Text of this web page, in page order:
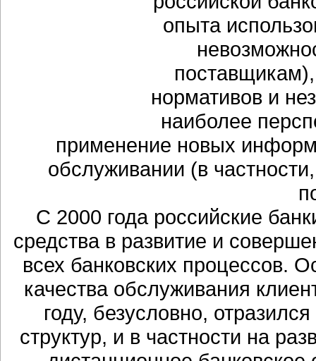
опыта
нормативов и
наиболее
применение новых
обслуживании (в
С 2000 года российские
средства в развитие и
всех банковских процессов.
качества обслуживания
году, безусловно,
структур, и в частности на